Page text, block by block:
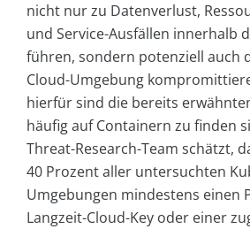
nicht nur zu Datenverlust,
und Service-Ausfällen innerhalb
führen, sondern potenziell auch
Cloud-Umgebung
hierfür sind die bereits
häufig auf Containern zu finden
Threat-Research-Team schätzt,
40 Prozent aller untersuchten
Umgebungen mindestens einen
Langzeit-Cloud-Key oder einer